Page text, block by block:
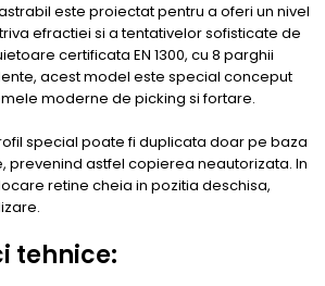
este proiectat pentru a oferi un nivel
efractiei si a tentativelor sofisticate de
certificata EN 1300, cu 8 parghii
acest model este special conceput
moderne de picking si fortare.
special poate fi duplicata doar pe baza
prevenind astfel copierea neautorizata. In
retine cheia in pozitia deschisa,
tehnice: